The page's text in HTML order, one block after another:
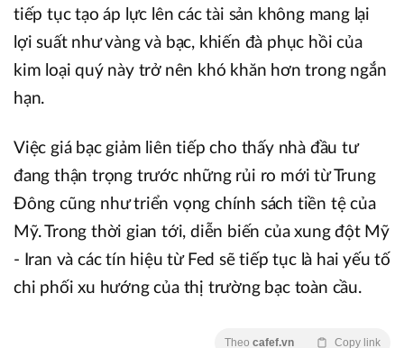
tiếp tục tạo áp lực lên các tài sản không mang lại
lợi suất như vàng và bạc, khiến đà phục hồi của
kim loại quý này trở nên khó khăn hơn trong ngắn
hạn.
Việc giá bạc giảm liên tiếp cho thấy nhà đầu tư
đang thận trọng trước những rủi ro mới từ Trung
Đông cũng như triển vọng chính sách tiền tệ của
Mỹ. Trong thời gian tới, diễn biến của xung đột Mỹ
- Iran và các tín hiệu từ Fed sẽ tiếp tục là hai yếu tố
chi phối xu hướng của thị trường bạc toàn cầu.
Theo cafef.vn Copy link